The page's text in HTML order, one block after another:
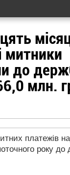
митники
до
млн.
платежів
року до